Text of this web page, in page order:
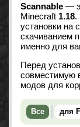
Scannable —
Minecraft 1.18.
установки на
скачиванием
именно для
Перед
совместимую
модов для
Все для